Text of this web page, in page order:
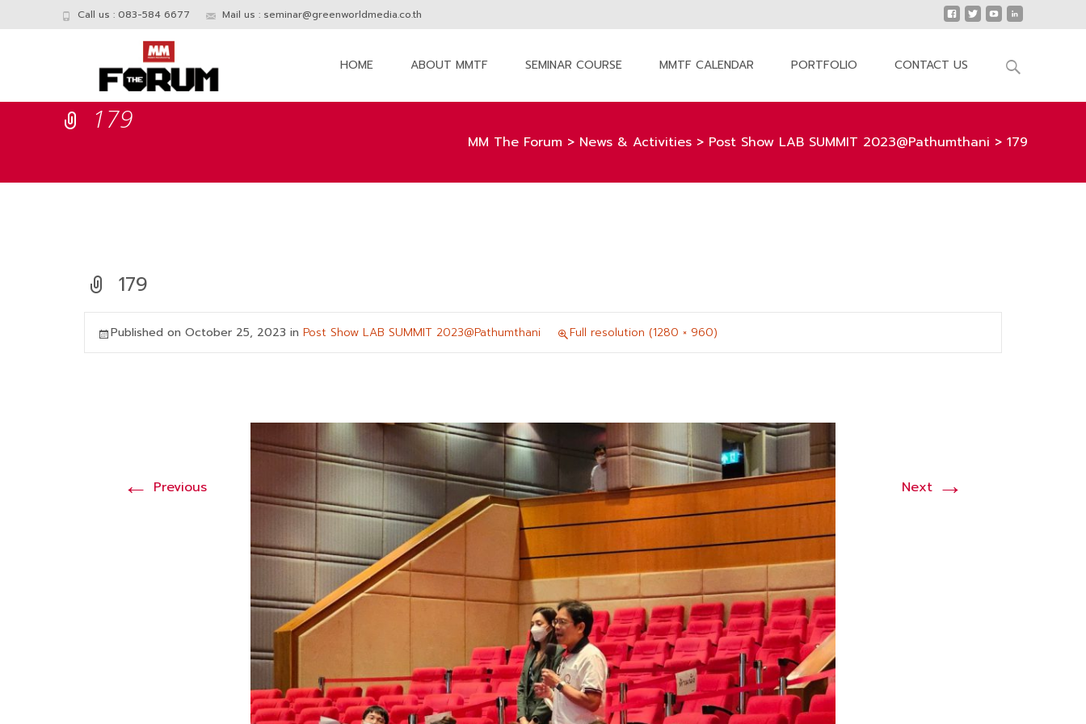
Call us : 083-584 6677 Mail us : seminar@greenworldmedia.co.th
HOME ABOUT MMTF SEMINAR COURSE MMTF CALENDAR PORTFOLIO CONTACT US
Search
179
MM The Forum > News & Activities > Post Show LAB SUMMIT 2023@Pathumthani > 179
179
Published on October 25, 2023 in Post Show LAB SUMMIT 2023@Pathumthani Full resolution (1280 × 960)
← Previous Next →